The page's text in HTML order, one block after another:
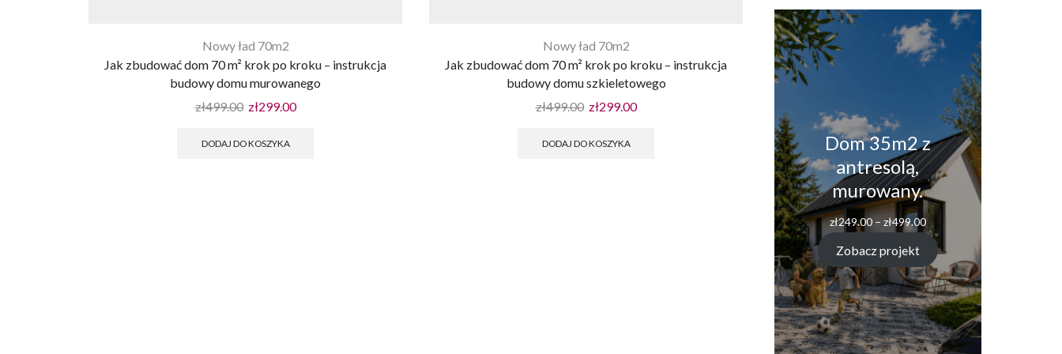
Nowy ład 70m2
Jak zbudować dom 70 m² krok po kroku – instrukcja
budowy domu murowanego
zł499.00 zł299.00
DODAJ DO KOSZYKA
Nowy ład 70m2
Jak zbudować dom 70 m² krok po kroku – instrukcja
budowy domu szkieletowego
zł499.00 zł299.00
DODAJ DO KOSZYKA
Dom 35m2 z
antresolą,
murowany.
zł249.00 – zł499.00
Zobacz projekt